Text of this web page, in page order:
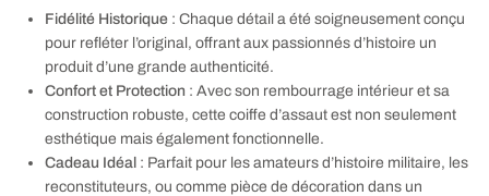
Fidélité Historique : Chaque détail a été soigneusement conçu
pour refléter l’original, offrant aux passionnés d’histoire un
produit d’une grande authenticité.
Confort et Protection : Avec son rembourrage intérieur et sa
construction robuste, cette coiffe d’assaut est non seulement
esthétique mais également fonctionnelle.
Cadeau Idéal : Parfait pour les amateurs d’histoire militaire, les
reconstituteurs, ou comme pièce de décoration dans un